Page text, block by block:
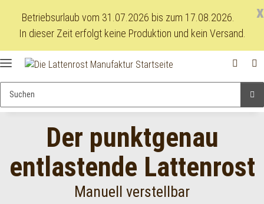
x
Betriebsurlaub vom 31.07.2026 bis zum 17.08.2026.
In dieser Zeit erfolgt keine Produktion und kein Versand.
Der punktgenau
entlastende Lattenrost
Manuell verstellbar